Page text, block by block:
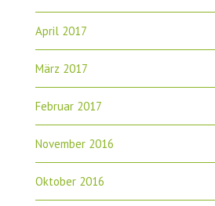
April 2017
März 2017
Februar 2017
November 2016
Oktober 2016